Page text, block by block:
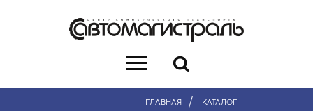
ГЛАВНАЯ / КАТАЛОГ